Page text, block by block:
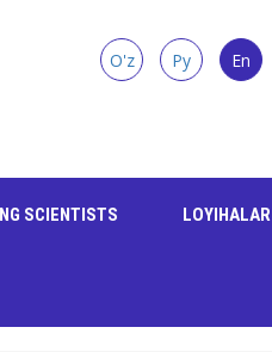
O'z Ру En
SCIENTISTS LOYIHALAR